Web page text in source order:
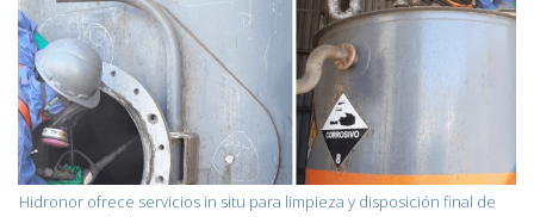
Hidronor ofrece servicios in situ para limpieza y disposición final de